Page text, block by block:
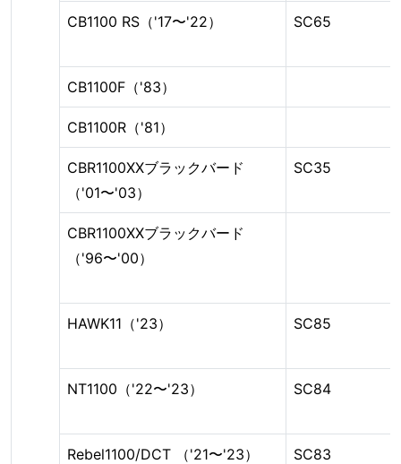
CB1100 RS（'17〜'22） SC65
CB1100F（'83）
CB1100R（'81）
CBR1100XXブラックバード
（'01〜'03）
SC35
CBR1100XXブラックバード
（'96〜'00）
HAWK11（'23） SC85
NT1100（'22〜'23） SC84
Rebel1100/DCT （'21〜'23） SC83